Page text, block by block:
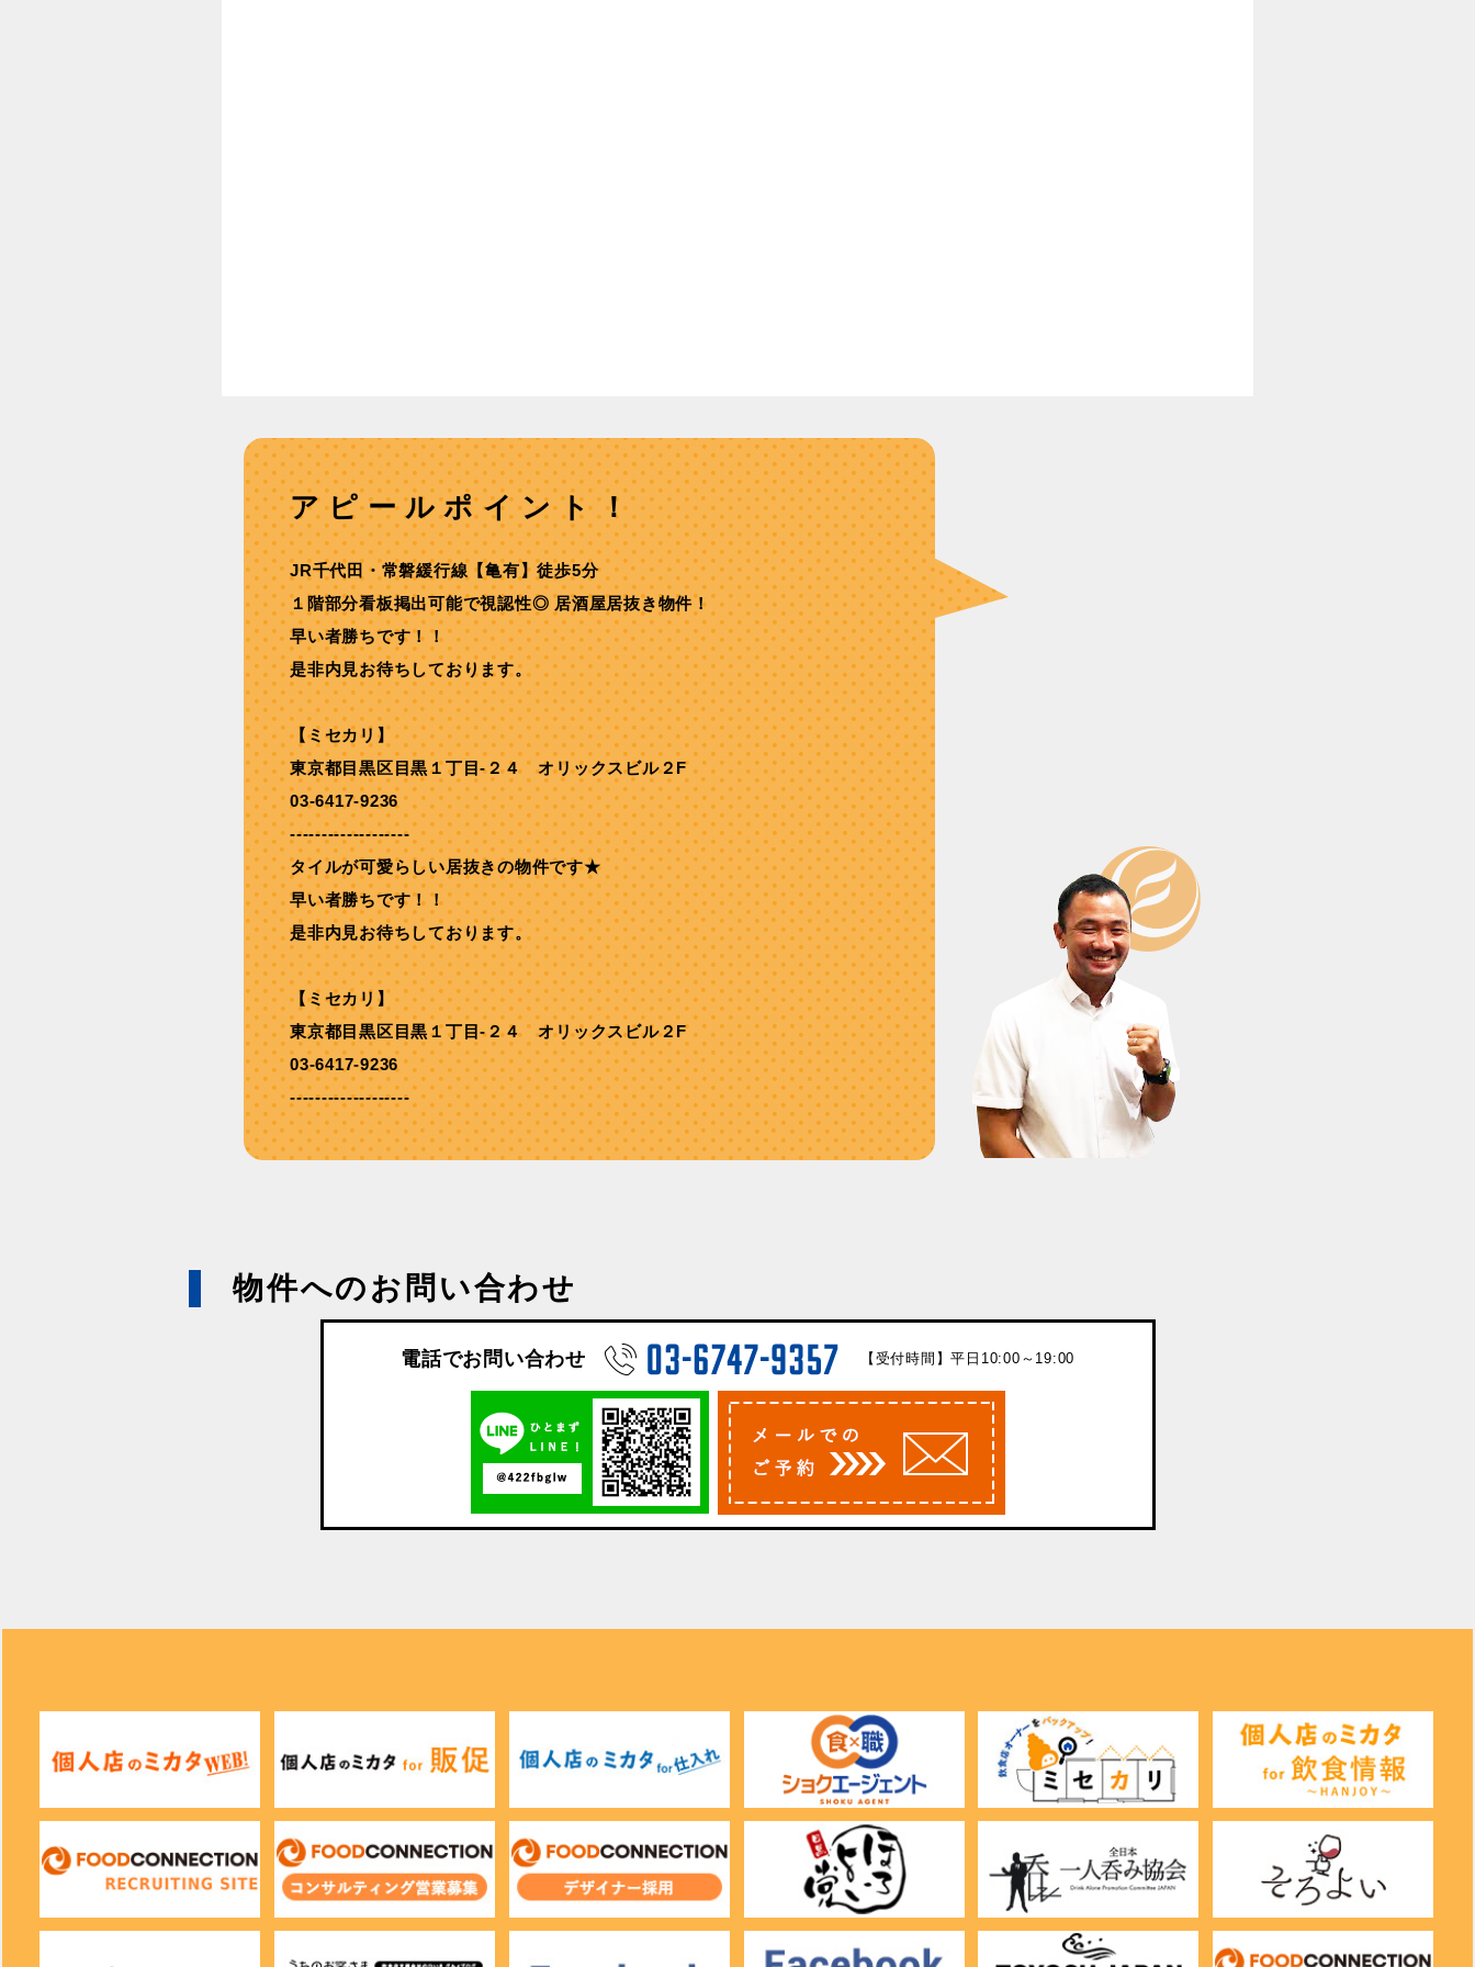
アピールポイント！
JR千代⽥・常磐緩⾏線【⻲有】徒歩5分
１階部分看板掲出可能で視認性◎ 居酒屋居抜き物件！
早い者勝ちです！！
是非内見お待ちしております。
【ミセカリ】
東京都目黒区目黒１丁目-２４ オリックスビル２F
03-6417-9236
-------------------
タイルが可愛らしい居抜きの物件です★
早い者勝ちです！！
是非内見お待ちしております。
【ミセカリ】
東京都目黒区目黒１丁目-２４ オリックスビル２F
03-6417-9236
-------------------
物件へのお問い合わせ
電話でお問い合わせ 【受付時間】平日10:00～19:00